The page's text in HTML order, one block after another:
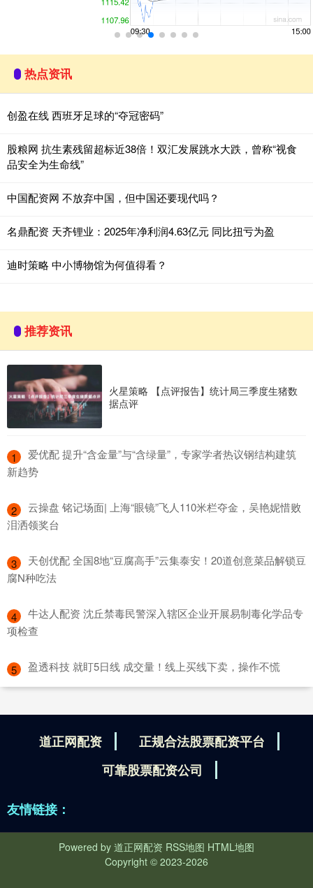
热点资讯
创盈在线 西班牙足球的“夺冠密码”
股粮网 抗生素残留超标近38倍！双汇发展跳水大跌，曾称“视食
品安全为生命线”
中国配资网 不放弃中国，但中国还要现代吗？
名鼎配资 天齐锂业：2025年净利润4.63亿元 同比扭亏为盈
迪时策略 中小博物馆为何值得看？
推荐资讯
火星策略 【点评报告】统计局三季度生猪数
据点评
1
​爱优配 提升“含金量”与“含绿量”，专家学者热议钢结构建筑
新趋势
2
​云操盘 铭记场面| 上海“眼镜”飞人110米栏夺金，吴艳妮惜败
泪洒领奖台
3
​天创优配 全国8地“豆腐高手”云集泰安！20道创意菜品解锁豆
腐N种吃法
4
​牛达人配资 沈丘禁毒民警深入辖区企业开展易制毒化学品专
项检查
5 ​盈透科技 就盯5日线 成交量！线上买线下卖，操作不慌
道正网配资
正规合法股票配资平台
可靠股票配资公司
友情链接：
Powered by 道正网配资 RSS地图 HTML地图
Copyright © 2023-2026